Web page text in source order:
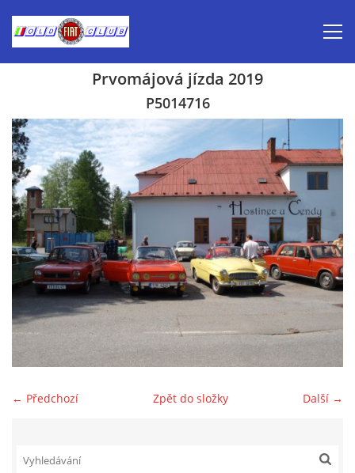
Inzerce prodej
Aktuálně-pozvánky
Kalendář veteránských akcí 2026
Prvomájová jízda 2026
Old Fiat Club historie
Prvomájová jízda 2019
P5014716
← Předchozí Další →
Zpět do složky